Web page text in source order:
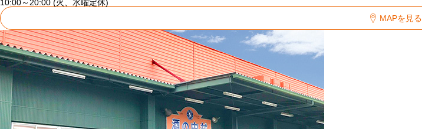
10:00～20:00 (火、水曜定休)
MAPを見る